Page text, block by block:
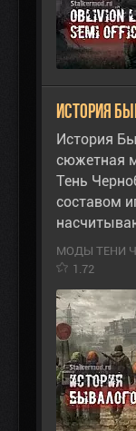
История
История
сюжетная
Тень
составом
МОДЫ ТЕНИ
1.72